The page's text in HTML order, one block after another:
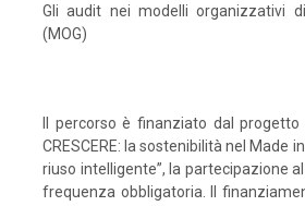
Gli audit nei modelli organizzativi
(MOG)
Il percorso è finanziato dal progetto
CRESCERE: la sostenibilità nel Made
riuso intelligente”, la partecipazione
frequenza obbligatoria. Il